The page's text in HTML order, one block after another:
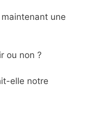
maintenant une
ou non ?
elle notre